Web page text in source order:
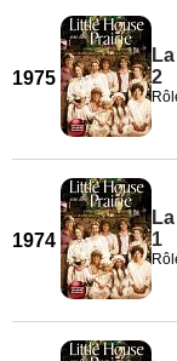
1975
2
1974
1